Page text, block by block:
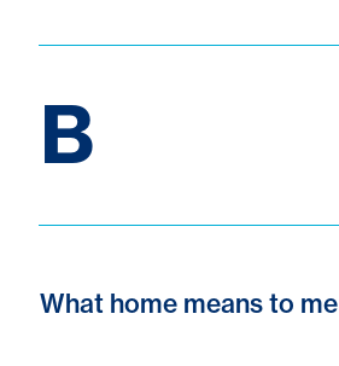
B
What home means to me